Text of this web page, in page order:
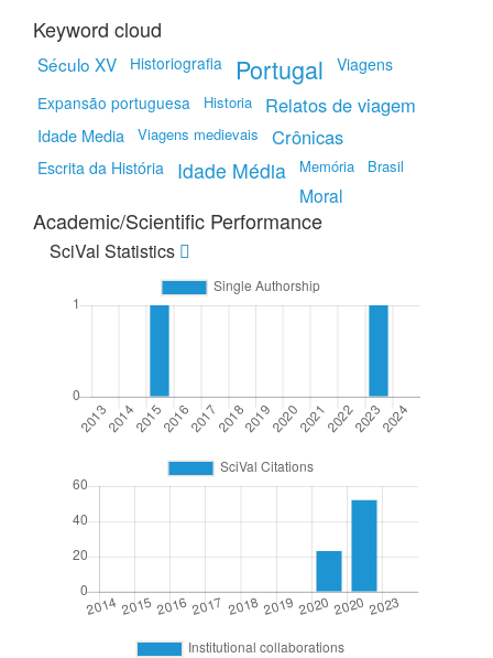
Keyword cloud
Século XV Historiografia Portugal
Viagens
Expansão portuguesa
Historia Relatos de viagem
Idade Media Viagens medievais Crônicas
Escrita da História Idade Média Memória Brasil
Moral
Academic/Scientific Performance
SciVal Statistics